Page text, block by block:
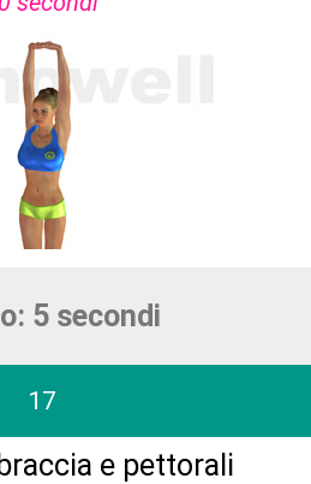
5 secondi
17
e pettorali